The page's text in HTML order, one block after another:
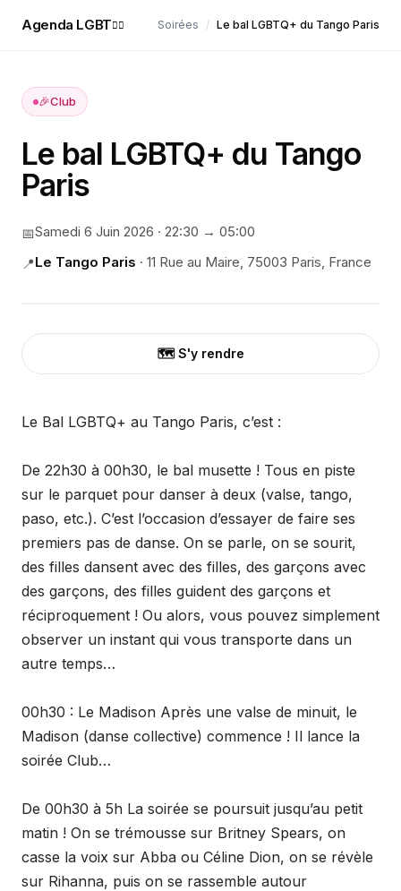
Agenda LGBT🏳️‍🌈 Soirées / Le bal LGBTQ+ du Tango Paris
🎉Club
Le bal LGBTQ+ du Tango
Paris
📅Samedi 6 Juin 2026 · 22:30 → 05:00
📍Le Tango Paris · 11 Rue au Maire, 75003 Paris, France
🗺️ S'y rendre
Le Bal LGBTQ+ au Tango Paris, c’est :
De 22h30 à 00h30, le bal musette ! Tous en piste
sur le parquet pour danser à deux (valse, tango,
paso, etc.). C’est l’occasion d’essayer de faire ses
premiers pas de danse. On se parle, on se sourit,
des filles dansent avec des filles, des garçons avec
des garçons, des filles guident des garçons et
réciproquement ! Ou alors, vous pouvez simplement
observer un instant qui vous transporte dans un
autre temps…
00h30 : Le Madison Après une valse de minuit, le
Madison (danse collective) commence ! Il lance la
soirée Club…
De 00h30 à 5h La soirée se poursuit jusqu’au petit
matin ! On se trémousse sur Britney Spears, on
casse la voix sur Abba ou Céline Dion, on se révèle
sur Rihanna, puis on se rassemble autour